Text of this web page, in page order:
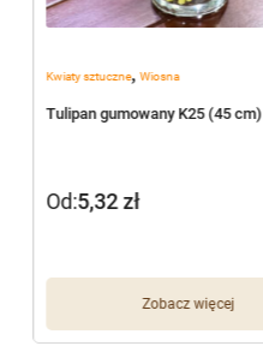
Kwiaty sztuczne, Wiosna
Tulipan gumowany K25 (45 cm)
Zobacz więcej
Od:5,32zł